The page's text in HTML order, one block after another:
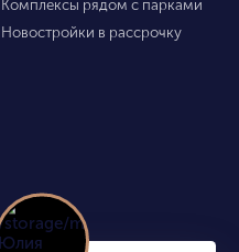
Комплексы рядом с парками
Новостройки в рассрочку